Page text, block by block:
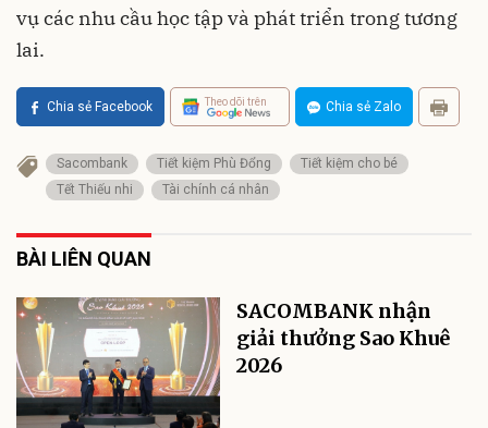
vụ các nhu cầu học tập và phát triển trong tương
lai.
Chia sẻ Facebook Theo dõi trên Chia sẻ Zalo
Sacombank Tiết kiệm Phù Đổng
Tiết kiệm cho bé
Tết Thiếu nhi
Tài chính cá nhân
BÀI LIÊN QUAN
SACOMBANK nhận
giải thưởng Sao Khuê
2026